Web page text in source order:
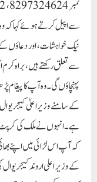
سے اپیل کرتے ہوئے کہا کہ
نیک خواہشات، اور دعاؤں
سے تعلق رکھتے ہیں، براہ
پہنچاؤں گی۔ وہ آپ کا پیغام
کے سامنے وزیراعلیٰ
ہے۔ انہوں نے ملک کی کرپٹ
کہ آپ اس لڑائی میں اپنے
کے وزیر اعلی اروند